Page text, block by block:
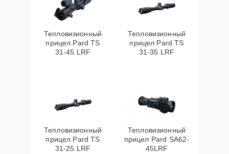
Тепловизионный
прицел Pard TS
31-45 LRF
Тепловизионный
прицел Pard TS
31-35 LRF
Тепловизионный
прицел Pard TS
31-25 LRF
Тепловизионный
прицел Pard SA62-
45LRF